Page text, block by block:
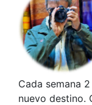
Cada semana
nuevo destino.